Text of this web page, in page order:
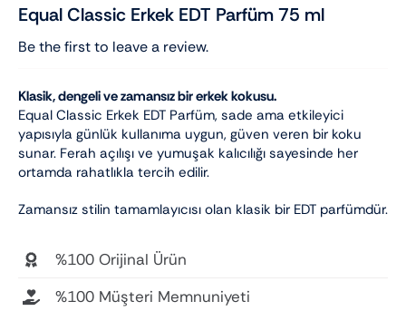
Equal Classic Erkek EDT Parfüm 75 ml
Be the first to leave a review.
Klasik, dengeli ve zamansız bir erkek kokusu.
Equal Classic Erkek EDT Parfüm, sade ama etkileyici
yapısıyla günlük kullanıma uygun, güven veren bir koku
sunar. Ferah açılışı ve yumuşak kalıcılığı sayesinde her
ortamda rahatlıkla tercih edilir.
Zamansız stilin tamamlayıcısı olan klasik bir EDT parfümdür.
%100 Orijinal Ürün
%100 Müşteri Memnuniyeti